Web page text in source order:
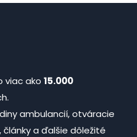
viac ako 15.000
ambulancií, otváracie
a ďalšie dôležité